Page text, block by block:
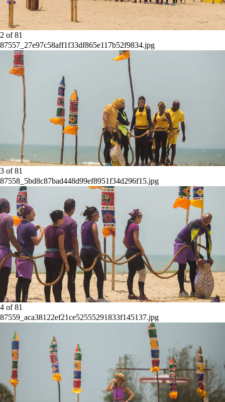
2 of81
87557_27e97c58aff1f33df865e117b52f9834.jpg
3 of81
87558_5bd8c87bad448d99ef8951f34d296f15.jpg
4 of81
87559_aca38122ef21ce52555291833f145137.jpg